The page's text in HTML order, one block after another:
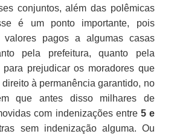
conjuntos, além das polêmicas
é um ponto importante, pois
valores pagos a algumas casas
pela prefeitura, quanto pela
para prejudicar os moradores que
direito à permanência garantido, no
que antes disso milhares de
com indenizações entre 5 e
sem indenização alguma. Ou